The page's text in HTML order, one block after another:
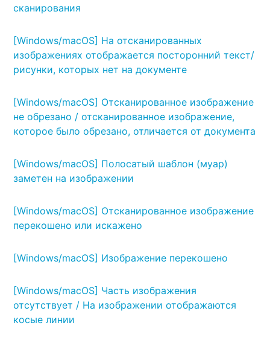
сканирования
[Windows/macOS] На отсканированных
изображениях отображается посторонний текст/
рисунки, которых нет на документе
[Windows/macOS] Отсканированное изображение
не обрезано / отсканированное изображение,
которое было обрезано, отличается от документа
[Windows/macOS] Полосатый шаблон (муар)
заметен на изображении
[Windows/macOS] Отсканированное изображение
перекошено или искажено
[Windows/macOS] Изображение перекошено
[Windows/macOS] Часть изображения
отсутствует / На изображении отображаются
косые линии